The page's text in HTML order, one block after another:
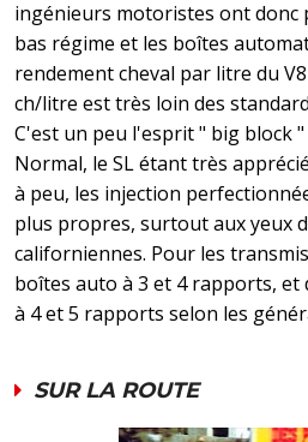
ingénieurs motoristes ont donc
bas régime et les boîtes
rendement cheval par litre du V8
ch/litre est très loin des
C'est un peu l'esprit " big block
Normal, le SL étant très
à peu, les injection
plus propres, surtout aux yeux
californiennes. Pour les
boîtes auto à 3 et 4 rapports, et
à 4 et 5 rapports selon les
SUR LA ROUTE